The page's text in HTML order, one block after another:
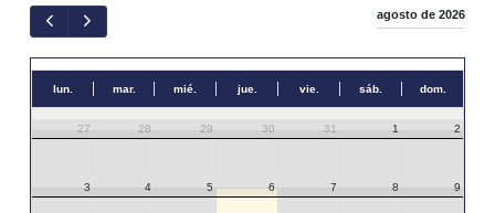
agosto de 2026
lun. mar. mié. jue. vie. sáb. dom.
27 28 29 30 31 1 2
3 4 5 6 7 8 9